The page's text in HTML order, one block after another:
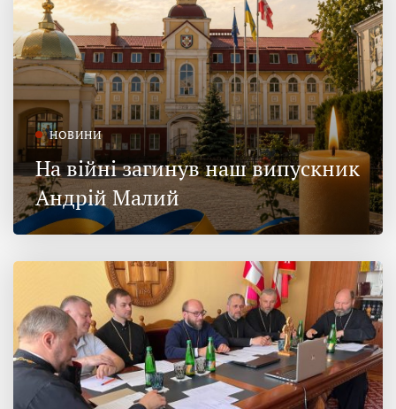
НОВИНИ
На війні загинув наш випускник
Андрій Малий